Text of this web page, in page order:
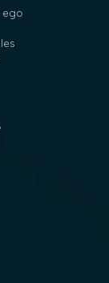
ego